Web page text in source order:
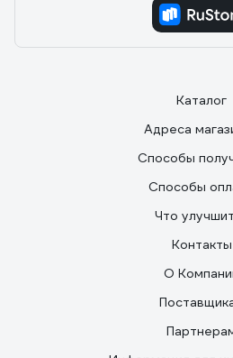
Каталог
Адреса
Способы
Способы
Что
Контакты
О